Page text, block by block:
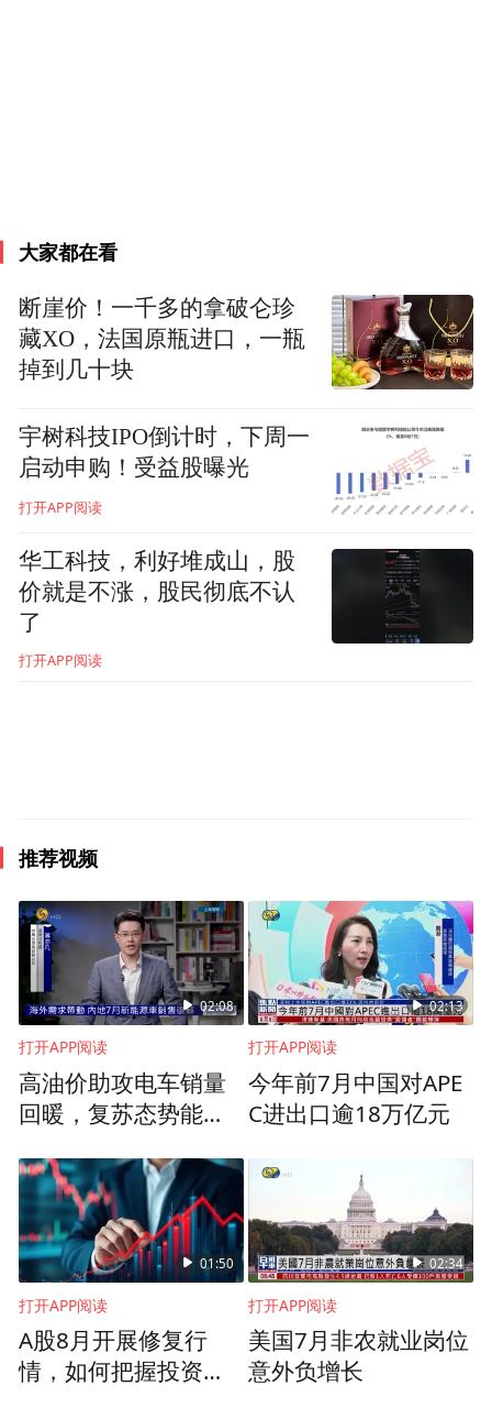
铬盐，是一种重要的化工产品，与制造业
10%的产值都有关联性。在我国新能源、合
金新材料新兴领域开始扩张后，铬盐越来越
被广泛地应用在金属表面处理、耐火材料及
陶瓷色料等领域，铬盐市场需求也水涨船
但是，6价铬作为有毒重金属，如处置不当，
铬对人体健康和生态环境有不可忽视的危
害。在绿色发展理念尚未普及的年代，铬盐
场竞争的核心要义——长江沿岸，湖北黄
存、发展的基石，并预判到市场必将淘汰环
保管理混乱、环保治理水平低下的落后产
能，铬盐行业必将实现产业升级换代、逐步
淘汰有钙焙烧等落后生产工艺。
上世纪80年代开始，铬盐生产突破国外技术
封锁后不久，当时还是黄石无机盐厂的振华
股份，就着手与天津化工研究院开展无钙焙
烧试验，成功掌握这项技术，并在2001年获
得了国家颁发的优秀科技攻关奖。在这之后
不断精进，废除旧产业线，开启了一些列技
改项目。
大家都在看
断崖价！一千多的拿破仑珍
藏XO，法国原瓶进口，一瓶
掉到几十块
宇树科技IPO倒计时，下周一
启动申购！受益股曝光
打开APP阅读
华工科技，利好堆成山，股
价就是不涨，股民彻底不认
了
打开APP阅读
推荐视频
02:08
打开APP阅读
高油价助攻电车销量
回暖，复苏态势能否
02:13
打开APP阅读
今年前7月中国对APE
C进出口逾18万亿元
01:50
打开APP阅读
A股8月开展修复行
情，如何把握投资机
02:34
打开APP阅读
美国7月非农就业岗位
意外负增长